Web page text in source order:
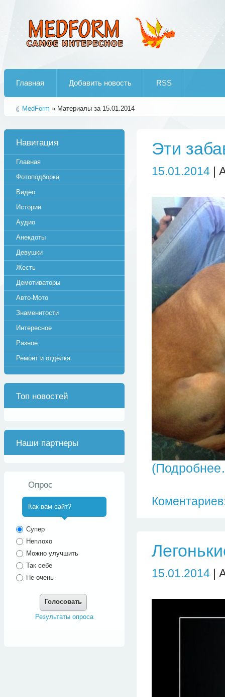
Главная Добавить новость RSS
MedForm » Материалы за 15.01.2014
Эти
15.01.2014 |
15.01.2014 |
Навигация
Главная
Фотоподборка
Видео
Истории
Аудио
Анекдоты
Девушки
Жесть
Демотиваторы
Авто-Мото
Знаменитости
Интересное
Разное
Ремонт и отделка
Топ новостей
Наши партнеры
Опрос
Как вам сайт?
Супер
Неплохо
Можно улучшить
Так себе
Не очень
Голосовать
Результаты опроса